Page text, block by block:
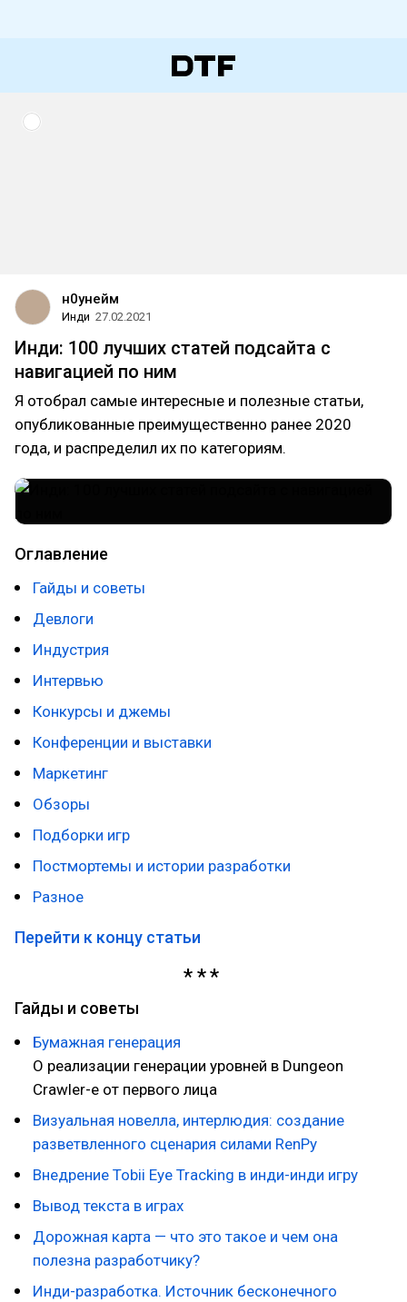
н0унейм
Инди 27.02.2021
Инди: 100 лучших статей подсайта с
навигацией по ним
Я отобрал самые интересные и полезные статьи,
опубликованные преимущественно ранее 2020
года, и распределил их по категориям.
Оглавление
Гайды и советы
Девлоги
Индустрия
Интервью
Конкурсы и джемы
Конференции и выставки
Маркетинг
Обзоры
Подборки игр
Постмортемы и истории разработки
Разное
Перейти к концу статьи
Гайды и советы
Бумажная генерация
О реализации генерации уровней в Dungeon
Crawler-е от первого лица
Визуальная новелла, интерлюдия: создание
разветвленного сценария силами RenPy
Внедрение Tobii Eye Tracking в инди-инди игру
Вывод текста в играх
Дорожная карта — что это такое и чем она
полезна разработчику?
Инди-разработка. Источник бесконечного